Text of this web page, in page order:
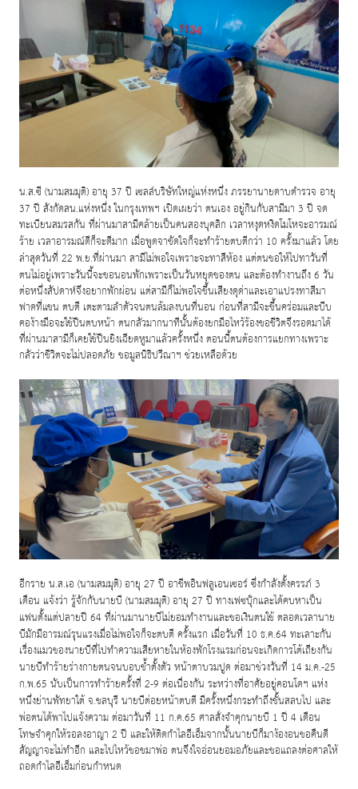
น.ส.ซี(นามสมมุติ)อายุ 37 ปี เซลล์บริษัทใหญ่แห่งหนึ่ง ภรรยานายดาบตำรวจ อายุ
37 ปี สังกัดสน.แห่งหนึ่ง ในกรุงเทพฯ เปิดเผยว่า ตนเอง อยู่กินกับสามีมา 3 ปี จด
ทะเบียนสมรสกัน ที่ผ่านมาสามีคล้ายเป็นคนสองบุคลิก เวลาหงุดหงิดโมโหจะอารมณ์
ร้าย เวลาอารมณ์ดีก็จะดีมาก เมื่อพูดจาขัดใจก็จะทำร้ายตบตีกว่า 10 ครั้งมาแล้ว โดย
ล่าสุดวันที่ 22 พ.ย.ที่ผ่านมา สามีไม่พอใจเพราะจะทาสีห้อง แต่ตนขอให้ไปทาวันที่
ตนไม่อยู่เพราะวันนี้จะขอนอนพักเพราะเป็นวันหยุดของตน และต้องทำงานถึง6 วัน
ต่อหนึ่งสัปดาห์จึงอยากพักผ่อน แต่สามีก็ไม่พอใจขึ้นเสียงดุด่าและเอาแปรงทาสีมา
ฟาดที่แขน ตบตี เตะตามลำตัวจนตนล้มลงบนที่นอน ก่อนที่สามีจะขึ้นคร่อมและบีบ
คอง้างมือจะใช้ปืนตบหน้า ตนกลัวมากนาทีนั้นต้องยกมือไหว้ร้องขอชีวิตจึงรอดมาได้
ที่ผ่านมาสามีก็เคยใช้ปืนยิงเฉียดหูมาแล้วครั้งหนึ่ง ตอนนี้ตนต้องการแยกทางเพราะ
กลัวว่าชีวิตจะไม่ปลอดภัย ขอมูลนิธิปวีณาฯ ช่วยเหลือด้วย
อีกราย น.ส.เอ (นามสมมุติ)อายุ 27 ปี อาชีพอินฟลูเอนเซอร์ ซึ่งกำลังตั้งครรภ์ 3
เดือน แจ้งว่า รู้จักกับนายบี (นามสมมุติ)อายุ 27 ปี ทางเฟซบุ๊กและได้คบหาเป็น
แฟนตั้งแต่ปลายปี 64ที่ผ่านมานายบีไม่ยอมทำงานและขอเงินตนใช้ ตลอดเวลานาย
บีมักมีอารมณ์รุนแรงเมื่อไม่พอใจก็จะตบตี ครั้งแรก เมื่อวันที่ 10 ธ.ค.64ทะเลาะกัน
เรื่องแมวของนายบีที่ไปทำความเสียหายในห้องพักโรงแรมก่อนจะเกิดการโต้เถียงกัน
นายบีทำร้ายร่างกายตนจนบอบช้ำตั้งตัว หน้าตาบวมปูด ต่อมาช่วงวันที่ 14ม.ค.-25
ก.พ.65 นับเป็นการทำร้ายครั้งที่ 2-9 ต่อเนื่องกัน ระหว่างที่อาศัยอยู่คอนโดฯ แห่ง
หนึ่งย่านพัทยาใต้ จ.ชลบุรี นายบีต่อยหน้าตบตี มีครั้งหนึ่งกระทำถึงขั้นสลบไป และ
พ่อตนได้พาไปแจ้งความ ต่อมาวันที่ 11 ก.ค.65 ศาลสั่งจำคุกนายบี 1 ปี 4 เดือน
โทษจำคุกให้รอลงอาญา 2 ปี และให้ติดกำไลอีเอ็มจากนั้นนายบีก็มาง้องอนขอคืนดี
สัญญาจะไม่ทำอีก และไปไหว้ขอขมาพ่อ ตนจึงใจอ่อนยอมอภัยและขอแถลงต่อศาลให้
ถอดกำไลอีเอ็มก่อนกำหนด